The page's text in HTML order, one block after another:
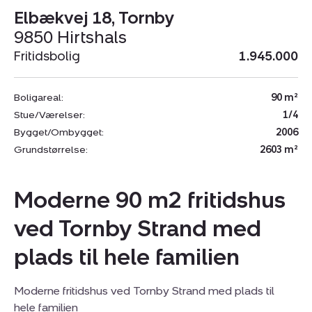
Elbækvej 18, Tornby
9850 Hirtshals
Fritidsbolig 1.945.000
Boligareal:
90 m²
Stue/Værelser:
1/4
Bygget/Ombygget:
2006
Grundstørrelse:
2603 m²
Moderne 90 m2 fritidshus
ved Tornby Strand med
plads til hele familien
Moderne fritidshus ved Tornby Strand med plads til
hele familien